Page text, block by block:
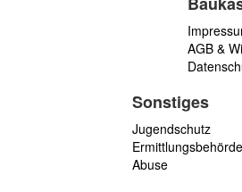
AGB &
Sonstiges
Jugendschutz
Abuse